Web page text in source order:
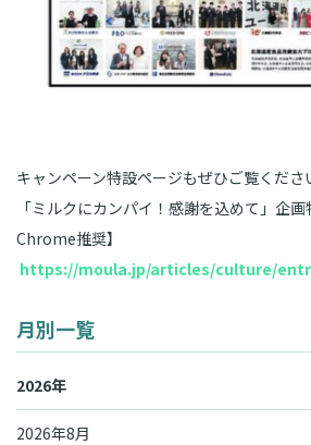
キャンペーン特設ページもぜひご覧くださ
「ミルクにカンパイ！感謝を込めて」企
Chrome推奨】
https://moula.jp/articles/culture/
月別一覧
2026年
2026年8月